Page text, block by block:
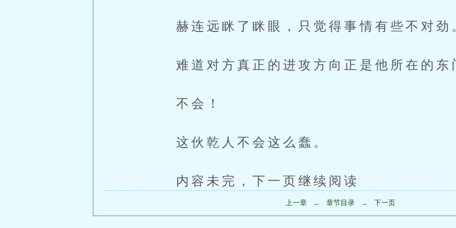
赫连远眯了眯眼，只觉得事情有些不对劲
难道对方真正的进攻方向正是他所在的东
不会！
这伙乾人不会这么蠢。
内容未完，下一页继续阅读
上一章 ← 章节目录 → 下一页